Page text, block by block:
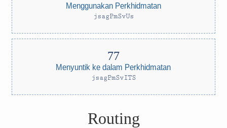
Menggunakan Perkhidmatan
jsagPmSvUs
Menyuntik ke dalam Perkhidmatan
jsagPmSvITS
Routing